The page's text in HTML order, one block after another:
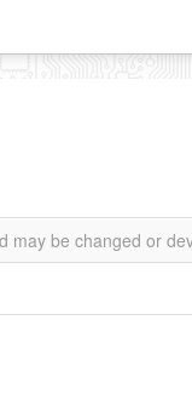
may be changed or